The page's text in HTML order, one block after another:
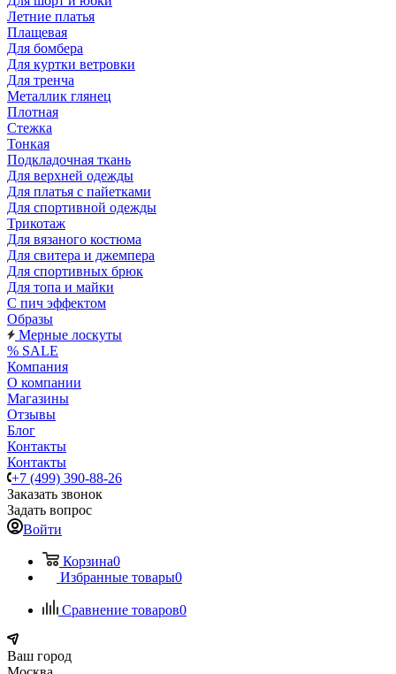
Летние платья
Плащевая
Для бомбера
Для куртки ветровки
Для тренча
Металлик глянец
Плотная
Стежка
Тонкая
Подкладочная ткань
Для верхней одежды
Для платья с пайетками
Для спортивной одежды
Трикотаж
Для вязаного костюма
Для свитера и джемпера
Для спортивных брюк
Для топа и майки
С пич эффектом
Образы
Мерные лоскуты
% SALE
Компания
О компании
Магазины
Отзывы
Блог
Контакты
Контакты
+7 (499) 390-88-26
Заказать звонок
Задать вопрос
Войти
Корзина0
Избранные товары0
Сравнение товаров0
Ваш город